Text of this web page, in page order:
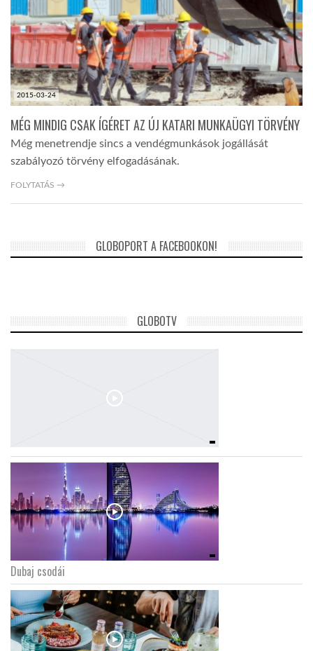
GLOBOTV
AFRIKA TUDÁSTÁR
A NAP SZÉPE
LINKTR.EE
GLOBOZSARU
DOBRAVERO.HU
2015-03-24
MÉG MINDIG CSAK ÍGÉRET AZ ÚJ KATARI MUNKAÜGYI TÖRVÉNY
Még menetrendje sincs a vendégmunkások jogállását
szabályozó törvény elfogadásának.
FOLYTATÁS →
GLOBOPORT A FACEBOOKON!
GLOBOTV
Dubaj csodái